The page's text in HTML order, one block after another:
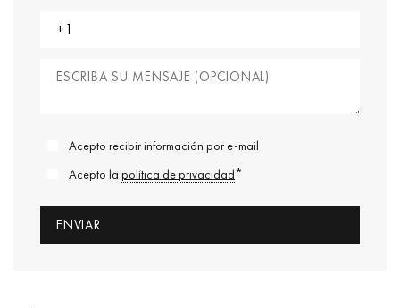
Acepto recibir información por e-mail
Acepto la política de privacidad*